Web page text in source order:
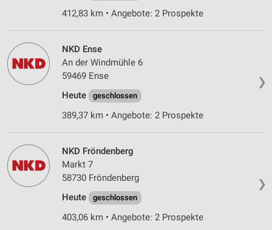
412,83 km • Angebote: 2 Prospekte
❯
NKD Ense
An der Windmühle 6
59469 Ense
Heute
geschlossen
389,37 km • Angebote: 2 Prospekte
❯
NKD Fröndenberg
Markt 7
58730 Fröndenberg
Heute
geschlossen
403,06 km • Angebote: 2 Prospekte